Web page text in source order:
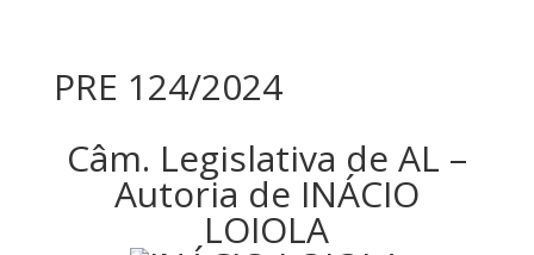
PRE 124/2024
Câm. Legislativa de AL –
Autoria de INÁCIO
LOIOLA